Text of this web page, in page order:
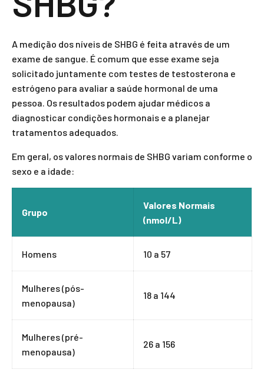
A medição dos níveis de SHBG é feita através de um
exame de sangue. É comum que esse exame seja
solicitado juntamente com testes de testosterona e
estrógeno para avaliar a saúde hormonal de uma
pessoa. Os resultados podem ajudar médicos a
diagnosticar condições hormonais e a planejar
tratamentos adequados.
Em geral, os valores normais de SHBG variam conforme o
sexo e a idade:
Grupo
Valores Normais
(nmol/L)
Homens 10 a 57
Mulheres (pós-
menopausa)
18 a 144
Mulheres (pré-
menopausa)
26 a 156